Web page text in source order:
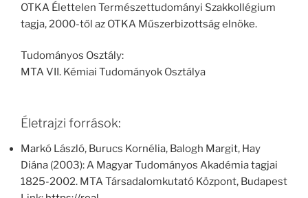
OTKA Élettelen Természettudományi Szakkollégium
tagja, 2000-től az OTKA Műszerbizottság elnöke.
Tudományos Osztály:
MTA VII. Kémiai Tudományok Osztálya
Életrajzi források:
Markó László, Burucs Kornélia, Balogh Margit, Hay
Diána (2003): A Magyar Tudományos Akadémia tagjai
1825-2002. MTA Társadalomkutató Központ, Budapest